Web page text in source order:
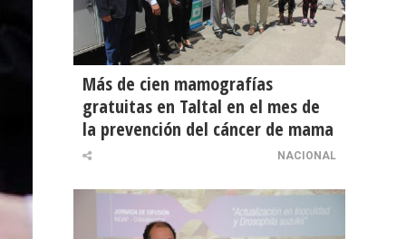
Más de cien mamografías
gratuitas en Taltal en el mes de
la prevención del cáncer de mama
NACIONAL